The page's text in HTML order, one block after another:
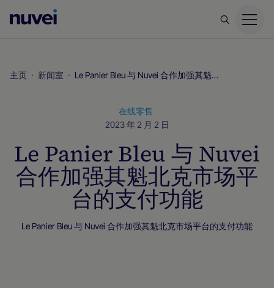
主
主页 新闻室 Le Panier Bleu 与 Nuvei 合作加强其魁北克市场平台的支付功能
在线零售
2023 年 2 月 2 日
Le Panier Bleu 与 Nuvei
合作加强其魁北克市场平
台的支付功能
Le Panier Bleu 与 Nuvei 合作加强其魁北克市场平台的支付功能